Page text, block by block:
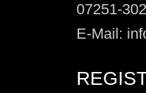
07251-
E-Mail: